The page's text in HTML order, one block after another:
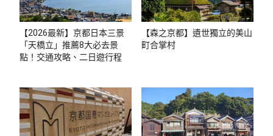
【2026最新】京都日本三景
「天橋立」推薦8大必去景
點！交通攻略、二日遊行程推
【森之京都】遺世獨立的美山
町合掌村